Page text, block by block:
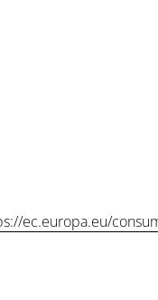
ec.europa.eu/